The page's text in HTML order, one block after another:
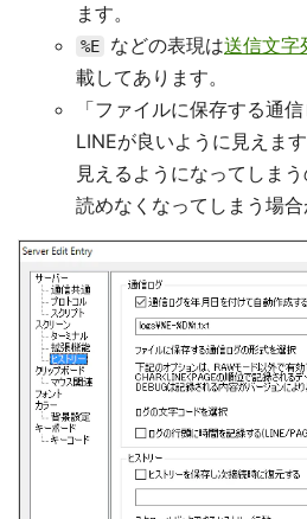
ます。
%E などの表現は送信文字
載してあります。
「ファイルに保存する通
LINEが良いように見えま
見えるようになってしま
読めなくなってしまう場合